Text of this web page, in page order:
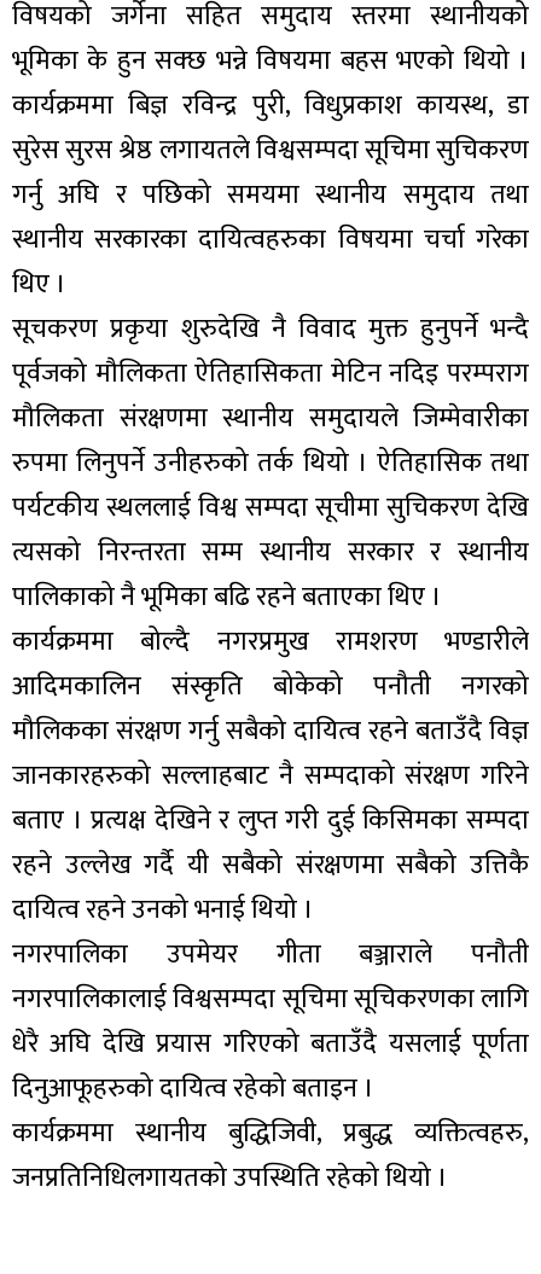
विषयको जर्गेना सहित समुदाय स्तरमा स्थानीयको
भूमिका के हुन सक्छ भन्ने विषयमा बहस भएको थियो ।
कार्यक्रममा बिज्ञ रविन्द्र पुरी, विधुप्रकाश कायस्थ, डा
सुरेस सुरस श्रेष्ठ लगायतले विश्वसम्पदा सूचिमा सुचिकरण
गर्नु अघि र पछिको समयमा स्थानीय समुदाय तथा
स्थानीय सरकारका दायित्वहरुका विषयमा चर्चा गरेका
थिए ।
सूचकरण प्रकृया शुरुदेखि नै विवाद मुक्त हुनुपर्ने भन्दै
पूर्वजको मौलिकता ऐतिहासिकता मेटिन नदिइ परम्पराग
मौलिकता संरक्षणमा स्थानीय समुदायले जिम्मेवारीका
रुपमा लिनुपर्ने उनीहरुको तर्क थियो । ऐतिहासिक तथा
पर्यटकीय स्थललाई विश्व सम्पदा सूचीमा सुचिकरण देखि
त्यसको निरन्तरता सम्म स्थानीय सरकार र स्थानीय
पालिकाको नै भूमिका बढि रहने बताएका थिए ।
कार्यक्रममा बोल्दै नगरप्रमुख रामशरण भण्डारीले
आदिमकालिन संस्कृति बोकेको पनौती नगरको
मौलिकका संरक्षण गर्नु सबैको दायित्व रहने बताउँदै विज्ञ
जानकारहरुको सल्लाहबाट नै सम्पदाको संरक्षण गरिने
बताए । प्रत्यक्ष देखिने र लुप्त गरी दुई किसिमका सम्पदा
रहने उल्लेख गर्दै यी सबैको संरक्षणमा सबैको उत्तिकै
दायित्व रहने उनको भनाई थियो ।
नगरपालिका उपमेयर गीता बञ्जाराले पनौती
नगरपालिकालाई विश्वसम्पदा सूचिमा सूचिकरणका लागि
धेरै अघि देखि प्रयास गरिएको बताउँदै यसलाई पूर्णता
दिनुआफूहरुको दायित्व रहेको बताइन ।
कार्यक्रममा स्थानीय बुद्धिजिवी, प्रबुद्ध व्यक्तित्वहरु,
जनप्रतिनिधिलगायतको उपस्थिति रहेको थियो ।